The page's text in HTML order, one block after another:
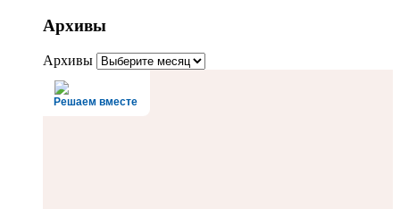
Архивы
Архивы
Решаем вместе